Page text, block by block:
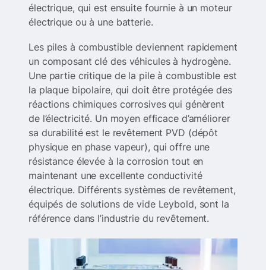
électrique, qui est ensuite fournie à un moteur
électrique ou à une batterie.
Les piles à combustible deviennent rapidement
un composant clé des véhicules à hydrogène.
Une partie critique de la pile à combustible est
la plaque bipolaire, qui doit être protégée des
réactions chimiques corrosives qui génèrent
de l’électricité. Un moyen efficace d’améliorer
sa durabilité est le revêtement PVD (dépôt
physique en phase vapeur), qui offre une
résistance élevée à la corrosion tout en
maintenant une excellente conductivité
électrique. Différents systèmes de revêtement,
équipés de solutions de vide Leybold, sont la
référence dans l’industrie du revêtement.